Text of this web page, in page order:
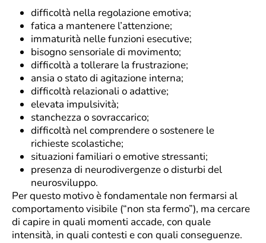
difficoltà nella regolazione emotiva;
fatica a mantenere l’attenzione;
immaturità nelle funzioni esecutive;
bisogno sensoriale di movimento;
difficoltà a tollerare la frustrazione;
ansia o stato di agitazione interna;
difficoltà relazionali o adattive;
elevata impulsività;
stanchezza o sovraccarico;
difficoltà nel comprendere o sostenere le
richieste scolastiche;
situazioni familiari o emotive stressanti;
presenza di neurodivergenze o disturbi del
neurosviluppo.
Per questo motivo è fondamentale non fermarsi al
comportamento visibile (“non sta fermo”), ma cercare
di capire in quali momenti accade, con quale
intensità, in quali contesti e con quali conseguenze.